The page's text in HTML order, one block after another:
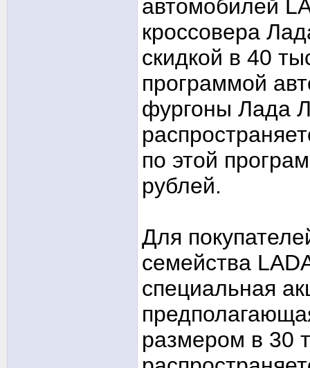
автомобилей
кроссовера
скидкой в 40
программой
фургоны Лада
по этой
рублей.
Для
семейства
специальная
размером в 30